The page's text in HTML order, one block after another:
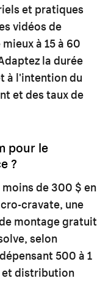
et pratiques
vidéos de
à 15 à 60
la durée
à l'intention du
et des taux de
pour le
?
de 300 $ en
cravate, une
montage gratuit
selon
500 à 1
et distribution